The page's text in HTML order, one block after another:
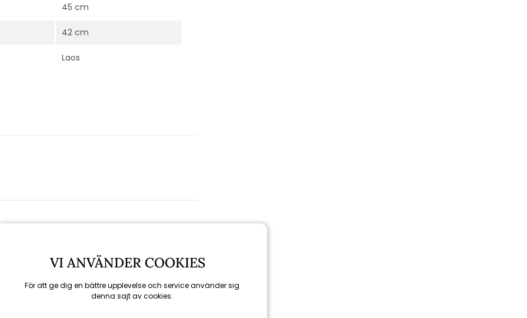
45 cm
42 cm
Laos
VI ANVÄNDER COOKIES
För att ge dig en bättre upplevelse och service använder sig
denna sajt av cookies.